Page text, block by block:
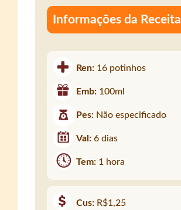
Informações da Receita
Ren: 16 potinhos
Emb: 100ml
Pes: Não especificado
Val:6 dias
Tem: 1 hora
Cus: R$1,25